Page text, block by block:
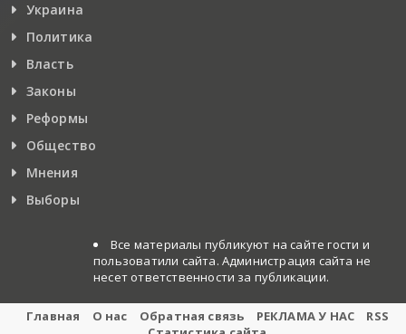
Украина
Политика
Власть
Законы
Реформы
Общество
Мнения
Выборы
Все материалы публикуют на сайте гости и
пользоватили сайта. Администрация сайта не
несет ответственности за публикации.
Главная О нас Обратная связь РЕКЛАМА У НАС
RSS